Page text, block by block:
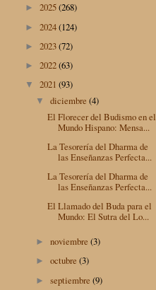
► 2025(268)
► 2024(124)
► 2023(72)
► 2022(63)
▼ 2021 (93)
▼diciembre(4)
El Florecer del Budismo en el
Mundo Hispano: Mensa...
La Tesorería del Dharma de
las Enseñanzas Perfecta...
La Tesorería del Dharma de
las Enseñanzas Perfecta...
El Llamado del Buda para el
Mundo: El Sutra del Lo...
►noviembre(3)
►octubre(3)
►septiembre(9)